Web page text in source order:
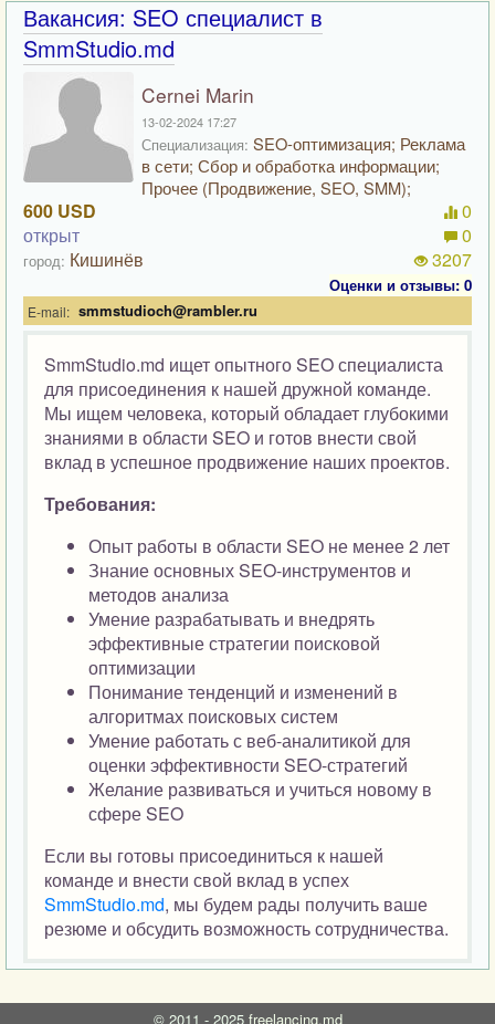
Вакансия: SEO специалист в
SmmStudio.md
Cernei Marin
13-02-2024 17:27
Специализация: SEO-оптимизация; Реклама
в сети; Сбор и обработка информации;
Прочее (Продвижение, SEO, SMM);
600 USD
открыт
город: Кишинёв
0
0
3207
Оценки и отзывы: 0
E-mail: smmstudioch@rambler.ru
SmmStudio.md ищет опытного SEO специалиста
для присоединения к нашей дружной команде.
Мы ищем человека, который обладает глубокими
знаниями в области SEO и готов внести свой
вклад в успешное продвижение наших проектов.
Требования:
Опыт работы в области SEO не менее 2 лет
Знание основных SEO-инструментов и
методов анализа
Умение разрабатывать и внедрять
эффективные стратегии поисковой
оптимизации
Понимание тенденций и изменений в
алгоритмах поисковых систем
Умение работать с веб-аналитикой для
оценки эффективности SEO-стратегий
Желание развиваться и учиться новому в
сфере SEO
Если вы готовы присоединиться к нашей
команде и внести свой вклад в успех
SmmStudio.md, мы будем рады получить ваше
резюме и обсудить возможность сотрудничества.
© 2011 - 2025 freelancing.md